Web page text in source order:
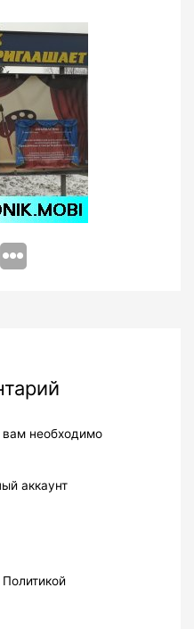
вам необходимо
аккаунт